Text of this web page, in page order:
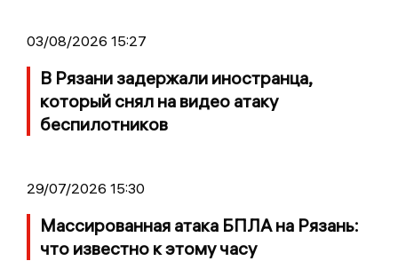
03/08/2026 15:27
В Рязани задержали иностранца,
который снял на видео атаку
беспилотников
29/07/2026 15:30
Массированная атака БПЛА на Рязань:
что известно к этому часу